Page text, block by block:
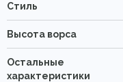
Стиль
Высота ворса
Остальные
характеристики